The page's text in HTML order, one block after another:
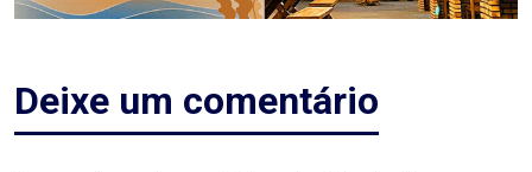
RN
ASSISTÊNCIA
MÉDICA
Deixe um comentário